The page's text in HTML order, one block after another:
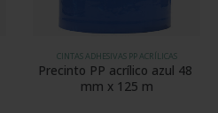
CINTAS ADHESIVAS PP ACRÍLICAS
Precinto PP acrílico azul 48
mm x 125 m